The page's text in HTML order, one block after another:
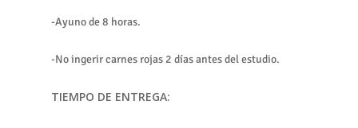
-Ayuno de 8 horas.
-No ingerir carnes rojas 2 días antes del estudio.
TIEMPO DE ENTREGA: